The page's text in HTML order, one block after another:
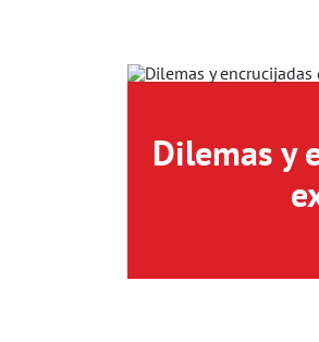
Dilemas y